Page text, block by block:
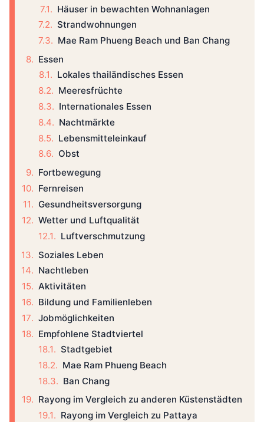
Häuser in bewachten Wohnanlagen
Strandwohnungen
Mae Ram Phueng Beach und Ban Chang
Essen
Lokales thailändisches Essen
Meeresfrüchte
Internationales Essen
Nachtmärkte
Lebensmitteleinkauf
Obst
Fortbewegung
Fernreisen
Gesundheitsversorgung
Wetter und Luftqualität
Luftverschmutzung
Soziales Leben
Nachtleben
Aktivitäten
Bildung und Familienleben
Jobmöglichkeiten
Empfohlene Stadtviertel
Stadtgebiet
Mae Ram Phueng Beach
Ban Chang
Rayong im Vergleich zu anderen Küstenstädten
Rayong im Vergleich zu Pattaya